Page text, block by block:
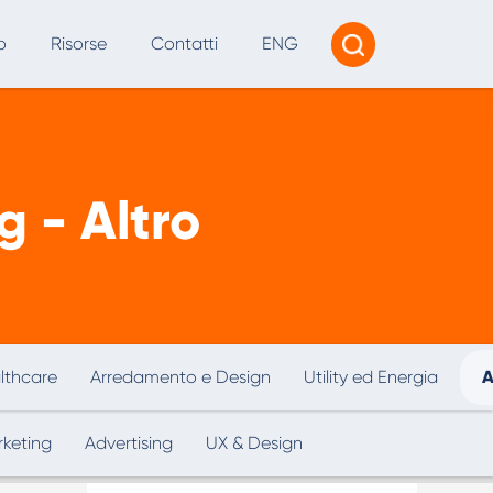
per SEO e Marketing Digitale
Risorse Contatti ENG
- Altro
Arredamento e Design Utility ed Energia
Advertising UX & Design